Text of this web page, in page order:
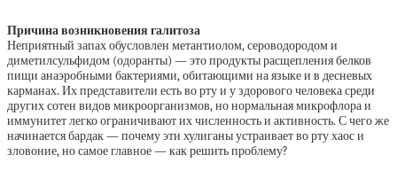
Причина возникновения галитоза
Неприятный запах обусловлен метантиолом, сероводородом и
диметилсульфидом (одоранты) — это продукты расщепления белков
пищи анаэробными бактериями, обитающими на языке и в десневых
карманах. Их представители есть во рту и у здорового человека среди
других сотен видов микроорганизмов, но нормальная микрофлора и
иммунитет легко ограничивают их численность и активность. С чего же
начинается бардак — почему эти хулиганы устраивает во рту хаос и
зловоние, но самое главное — как решить проблему?